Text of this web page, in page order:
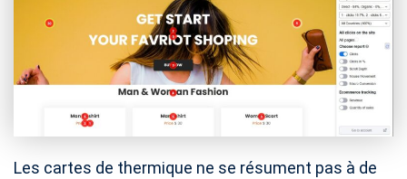
Les cartes de thermique ne se résument pas à de